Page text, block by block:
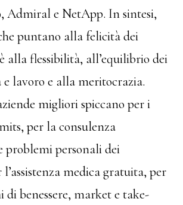
Admiral e NetApp. In sintesi,
puntano alla felicità dei
alla flessibilità, all’equilibrio dei
lavoro e alla meritocrazia.
migliori spiccano per i
per la consulenza
problemi personali dei
medica gratuita, per
di benessere, market e take-